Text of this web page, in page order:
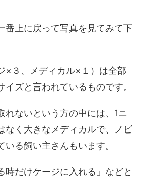
番上に戻って写真を見てみて下
×３、メディカル×１）は全部
イズと言われているものです。
れないという方の中には、1ニ
なく大きなメディカルで、ノビ
いる飼い主さんもいます。
時だけケージに入れる」などと